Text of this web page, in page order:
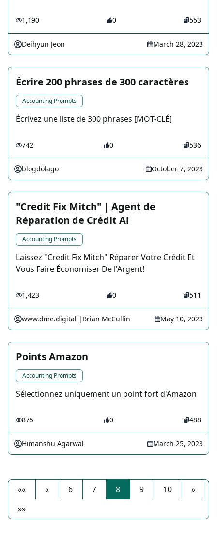
1,190 0 553
Deihyun Jeon March 28, 2023
Écrire 200 phrases de 300 caractères
Accounting Prompts
Écrivez une liste de 300 phrases [MOT-CLÉ]
742 0 536
blogdolago October 7, 2023
"Credit Fix Mitch" | Agent de
Réparation de Crédit Ai
Accounting Prompts
Laissez "Credit Fix Mitch" Réparer Votre Crédit Et
Vous Faire Économiser De l'Argent!
1,423 0 511
www.dme.digital |Brian McCullin May 10, 2023
Points Amazon
Accounting Prompts
Sélectionnez uniquement un point fort d'Amazon
875 0 488
Himanshu Agarwal March 25, 2023
«« « 6 7 8 9 10
»
»»